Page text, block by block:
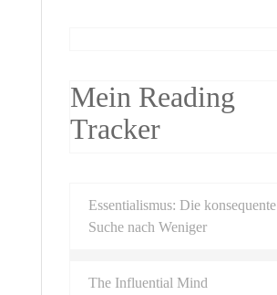
Mein Reading
Tracker
Essentialismus: Die konsequente
Suche nach Weniger
The Influential Mind